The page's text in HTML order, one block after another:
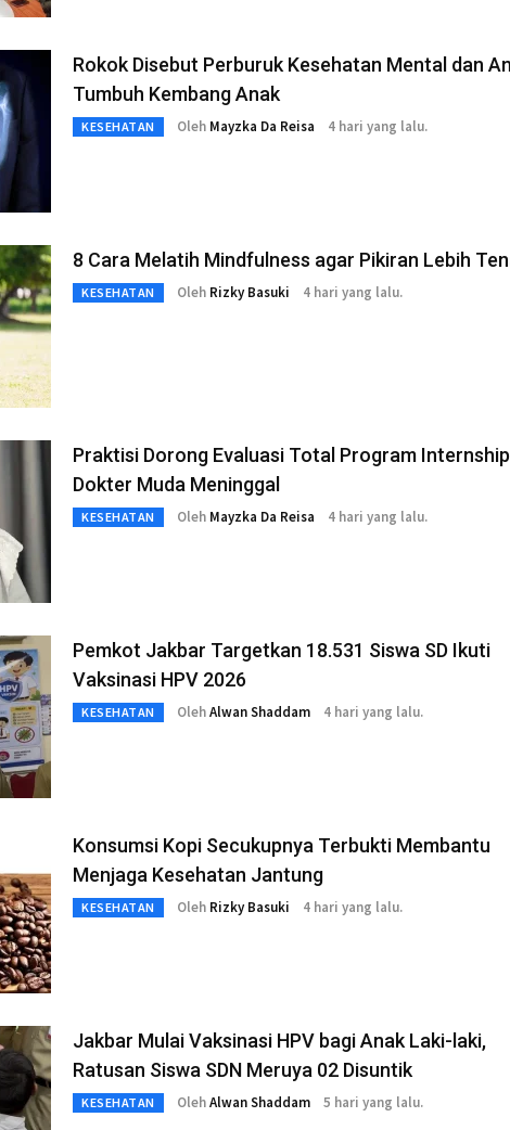
Rokok Disebut Perburuk Kesehatan Mental dan
Tumbuh Kembang Anak
KESEHATAN Oleh Mayzka Da Reisa 4 hari yang lalu.
8 Cara Melatih Mindfulness agar Pikiran Lebih
KESEHATAN Oleh Rizky Basuki 4 hari yang lalu.
Praktisi Dorong Evaluasi Total Program
Dokter Muda Meninggal
KESEHATAN Oleh Mayzka Da Reisa 4 hari yang lalu.
Pemkot Jakbar Targetkan 18.531 Siswa SD Ikuti
Vaksinasi HPV 2026
KESEHATAN OlehAlwan Shaddam 4 hari yang lalu.
Konsumsi Kopi Secukupnya Terbukti Membantu
Menjaga Kesehatan Jantung
KESEHATAN Oleh Rizky Basuki 4 hari yang lalu.
Jakbar Mulai Vaksinasi HPV bagi Anak Laki-laki,
Ratusan Siswa SDN Meruya 02 Disuntik
KESEHATAN OlehAlwan Shaddam 5 hari yang lalu.